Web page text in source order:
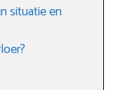
situatie en